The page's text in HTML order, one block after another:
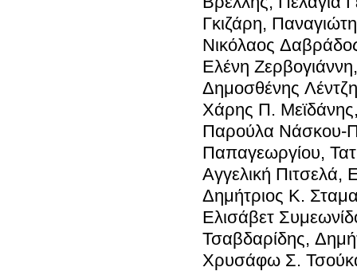
Γκιζάρη,
Νικόλαος
Ελένη
Δημοσθένης
Χάρης Π.
Παρούλα Νάσκου-
Παπαγεωργίου,
Αγγελική Πιτσελά,
Δημήτριος Κ.
Ελισάβετ
Τσαβδαρίδης,
Χρυσάφω Σ.